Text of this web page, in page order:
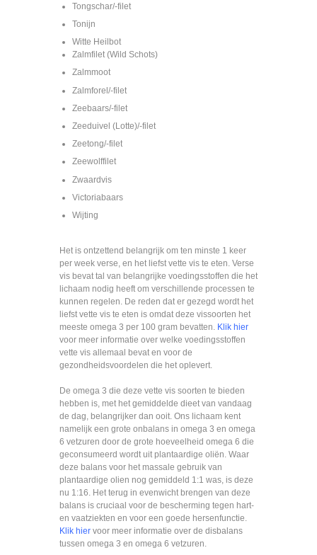
Tongschar/-filet
Tonijn
Witte Heilbot
Zalmfilet (Wild Schots)
Zalmmoot
Zalmforel/-filet
Zeebaars/-filet
Zeeduivel (Lotte)/-filet
Zeetong/-filet
Zeewolffilet
Zwaardvis
Victoriabaars
Wijting
Het is ontzettend belangrijk om ten minste 1 keer
per week verse, en het liefst vette vis te eten. Verse
vis bevat tal van belangrijke voedingsstoffen die het
lichaam nodig heeft om verschillende processen te
kunnen regelen. De reden dat er gezegd wordt het
liefst vette vis te eten is omdat deze vissoorten het
meeste omega 3 per 100 gram bevatten. Klik hier
voor meer informatie over welke voedingsstoffen
vette vis allemaal bevat en voor de
gezondheidsvoordelen die het oplevert.
De omega 3 die deze vette vis soorten te bieden
hebben is, met het gemiddelde dieet van vandaag
de dag, belangrijker dan ooit. Ons lichaam kent
namelijk een grote onbalans in omega 3 en omega
6 vetzuren door de grote hoeveelheid omega 6 die
geconsumeerd wordt uit plantaardige oliën. Waar
deze balans voor het massale gebruik van
plantaardige olien nog gemiddeld 1:1 was, is deze
nu 1:16. Het terug in evenwicht brengen van deze
balans is cruciaal voor de bescherming tegen hart-
en vaatziekten en voor een goede hersenfunctie.
Klik hier voor meer informatie over de disbalans
tussen omega 3 en omega 6 vetzuren.